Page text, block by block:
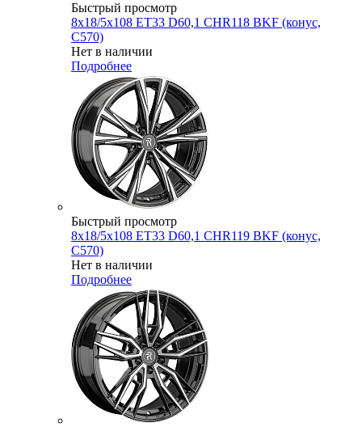
Быстрый просмотр
8x18/5x108 ET33 D60,1 CHR118 BKF (конус,
C570)
Нет в наличии
Подробнее
Быстрый просмотр
8x18/5x108 ET33 D60,1 CHR119 BKF (конус,
C570)
Нет в наличии
Подробнее